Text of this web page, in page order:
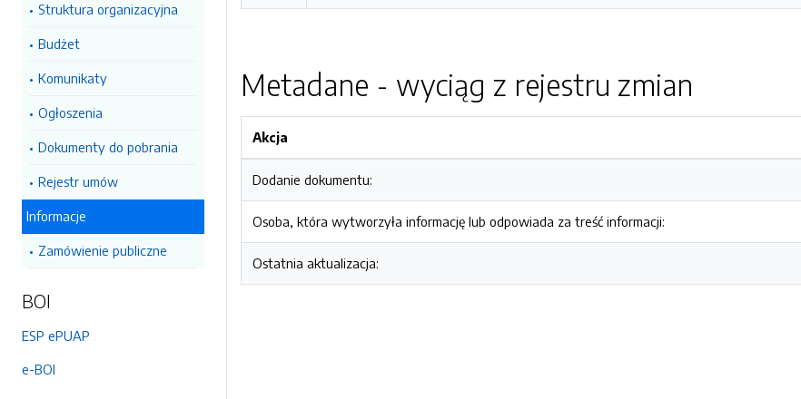
Struktura organizacyjna
Budżet
Komunikaty
Ogłoszenia
Dokumenty do pobrania
Rejestr umów
Informacje
Zamówienie publiczne
BOI
ESP ePUAP
e-BOI
Metadane - wyciąg z rejestru zmian
Akcja
Dodanie dokumentu:
Osoba, która wytworzyła informację lub odpowiada za treść informacji:
Ostatnia aktualizacja: